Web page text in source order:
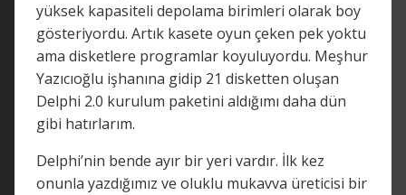
yüksek kapasiteli depolama birimleri olarak boy
gösteriyordu. Artık kasete oyun çeken pek yoktu
ama disketlere programlar koyuluyordu. Meşhur
Yazıcıoğlu işhanına gidip 21 disketten oluşan
Delphi 2.0 kurulum paketini aldığımı daha dün
gibi hatırlarım.
Delphi’nin bende ayır bir yeri vardır. İlk kez
onunla yazdığımız ve oluklu mukavva üreticisi bir